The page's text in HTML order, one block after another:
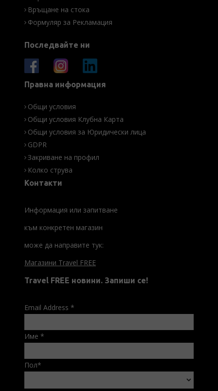
Връщане на стока
Формуляр за Рекламация
Последвайте ни
Правна информация
Общи условия
Общи условия Клубна Карта
Общи условия за Юридически лица
GDPR
Закриване на профил
Колко струва
Контакти
Информация или запитване
към конкретен магазин
може да направите тук:
Магазини Travel FREE
Travel FREE новини. Запиши се!
Email Address *
Име *
Пол*